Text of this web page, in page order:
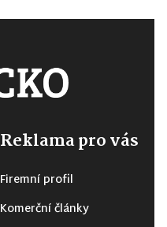
Reklama pro vás
Firemní profil
Komerční články